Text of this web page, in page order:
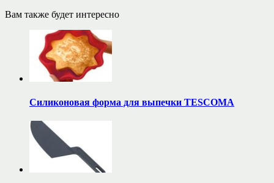
Вам также будет интересно
Силиконовая форма для выпечки TESCOMA